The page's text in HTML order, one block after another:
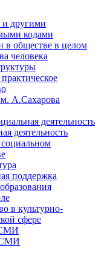
другими
кодами
в обществе в целом
человека
А.Сахарова
деятельность
деятельность
поддержка
в культурно-
сфере
СМИ
СМИ